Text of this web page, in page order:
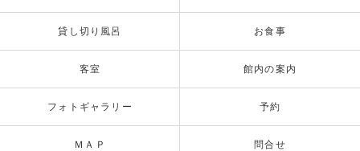
貸し切り風呂 お食事
客室 館内の案内
フォトギャラリー 予約
ＭＡＰ 問合せ